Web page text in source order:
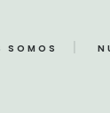
SOMOS